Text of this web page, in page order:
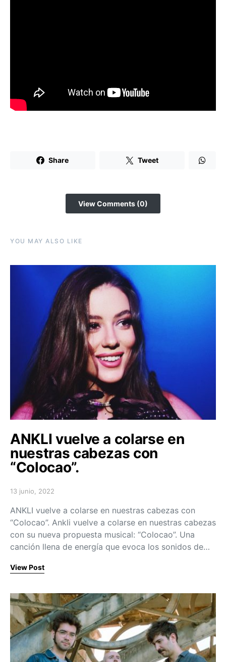
Share Tweet
View Comments (0)
YOU MAY ALSO LIKE
ANKLI vuelve a colarse en
nuestras cabezas con
“Colocao”.
Posted on
13 junio, 2022
ANKLI vuelve a colarse en nuestras cabezas con
“Colocao”. Ankli vuelve a colarse en nuestras cabezas
con su nueva propuesta musical: “Colocao”. Una
canción llena de energía que evoca los sonidos de…
View Post